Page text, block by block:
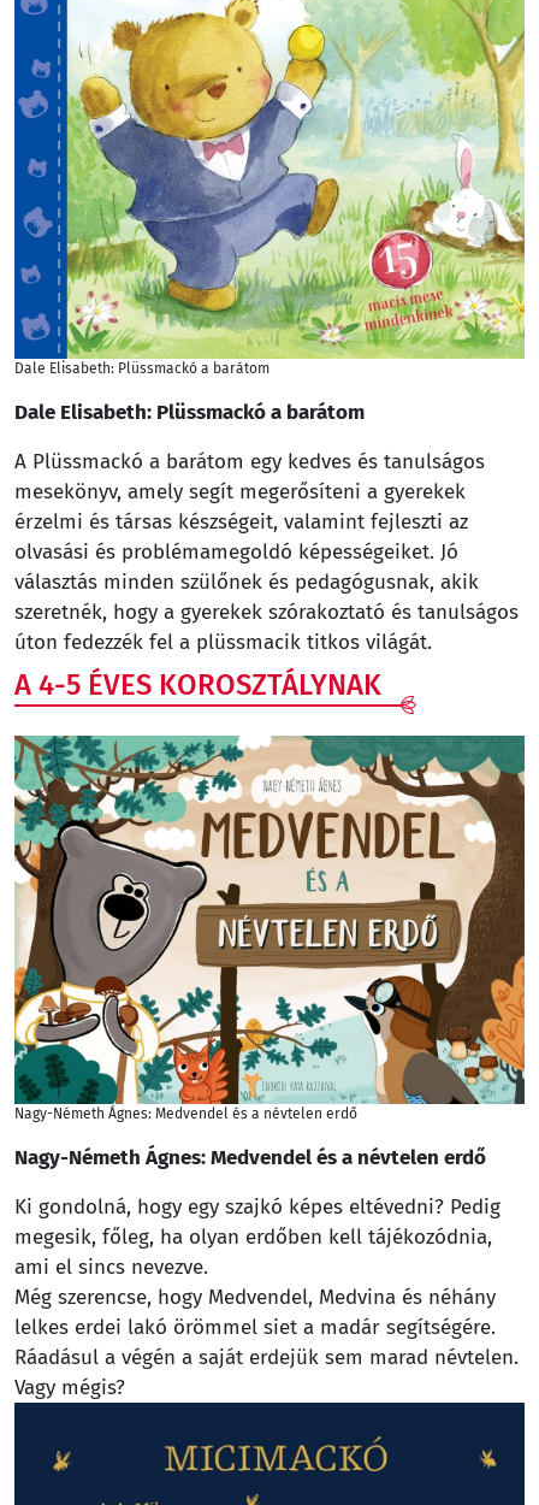
Dale Elisabeth: Plüssmackó a barátom
Dale Elisabeth: Plüssmackó a barátom
A Plüssmackó a barátom egy kedves és tanulságos
mesekönyv, amely segít megerősíteni a gyerekek
érzelmi és társas készségeit, valamint fejleszti az
olvasási és problémamegoldó képességeiket. Jó
választás minden szülőnek és pedagógusnak, akik
szeretnék, hogy a gyerekek szórakoztató és tanulságos
úton fedezzék fel a plüssmacik titkos világát.
A 4-5 ÉVES KOROSZTÁLYNAK
Nagy-Németh Ágnes: Medvendel és a névtelen erdő
Nagy-Németh Ágnes: Medvendel és a névtelen erdő
Ki gondolná, hogy egy szajkó képes eltévedni? Pedig
megesik, főleg, ha olyan erdőben kell tájékozódnia,
ami el sincs nevezve.
Még szerencse, hogy Medvendel, Medvina és néhány
lelkes erdei lakó örömmel siet a madár segítségére.
Ráadásul a végén a saját erdejük sem marad névtelen.
Vagy mégis?